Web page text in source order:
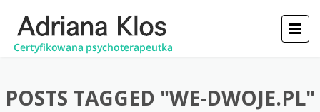
POSTS TAGGED "WE-DWOJE.PL"